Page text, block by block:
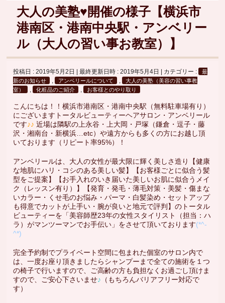
大人の美塾♥開催の様子【横浜市
港南区・港南中央駅・アンベリー
ル（大人の習い事お教室）】
投稿日 : 2019年5月2日 最終更新日時 : 2019年5月4日 カテゴリー :
最
新のお知らせ
, アンベリールについて ,
大人の美塾（美容の習い事教
室）
, 化粧品のご紹介 , お客様とのやり取り
こんにちは！！横浜市港南区・港南中央駅（無料駐車場有り）
にございますトータルビューティーヘアサロン・アンベリール
です♪♪近場は隣駅の上永谷・上大岡・戸塚（鎌倉・逗子・藤
沢・湘南台・新横浜…etc）や遠方からも多くの方にお越し頂
いております（リピート率95%）！
アンベリールは、大人の女性が最大限に輝く美しさ造り【健康
な地肌にハリ・コシのある美しい髪】【お客様ごとに似合う髪
型をご提案】【お手入れのいき届いた美しいお肌に似合うメイ
ク（レッスン有り）】【発育・発毛・薄毛対策・美髪・傷まな
いカラー・くせ毛のお悩み・パーマ・白髪染め・セットアップ
も得意でカットが上手い・腕が良いと地元で評判】のトータル
ビューティーを「美容師歴23年の女性スタイリスト（担当：ハ
ラ）がマンツーマンでお手伝い」をさせて頂いております(*^-
^*)
完全予約制でプライベート空間に包まれた個室のサロン内で
は、一度お座り頂きましたらシャンプーまで全ての施術を１つ
の椅子で行いますので、ご高齢の方も負担なくお過ごし頂けま
すので、ご安心下さいませ♪ （もちろんバリアフリー対応で
す）